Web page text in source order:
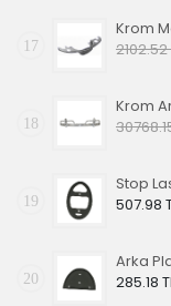
17
Krom
2102.52
18
19
Stop
507.98
20
285.18